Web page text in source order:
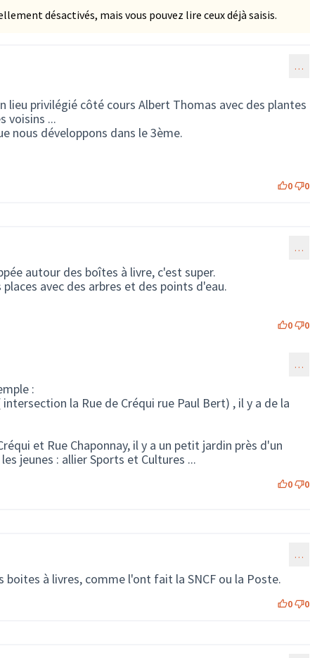
désactivés, mais vous pouvez lire ceux déjà saisis.
…
lieu privilégié côté cours Albert Thomas avec des plantes
voisins ...
nous développons dans le 3ème.
0 0
…
autour des boîtes à livre, c'est super.
avec des arbres et des points d'eau.
0 0
commentaire 97) …
:
la Rue de Créqui rue Paul Bert) , il y a de la
et Rue Chaponnay, il y a un petit jardin près d'un
jeunes : allier Sports et Cultures ...
0 0
…
à livres, comme l'ont fait la SNCF ou la Poste.
0 0